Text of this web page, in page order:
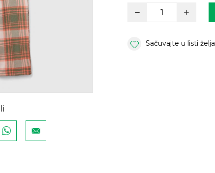
Sačuvajte u listi želja